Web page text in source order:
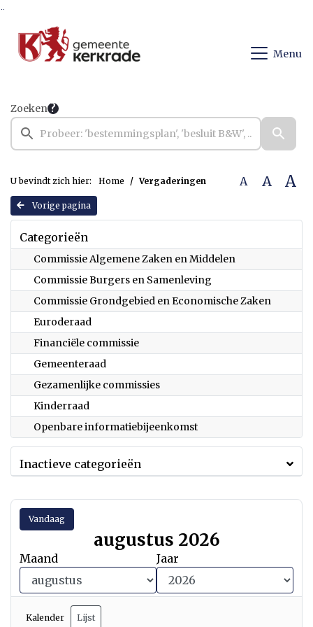
Menu
Zoeken
U bevindt zich hier: Home Vergaderingen A A A
Vorige pagina
Categorieën
Commissie Algemene Zaken en Middelen
Commissie Burgers en Samenleving
Commissie Grondgebied en Economische Zaken
Euroderaad
Financiële commissie
Gemeenteraad
Gezamenlijke commissies
Kinderraad
Openbare informatiebijeenkomst
Inactieve categorieën
Vandaag
augustus 2026
Maand Jaar
Kalender Lijst